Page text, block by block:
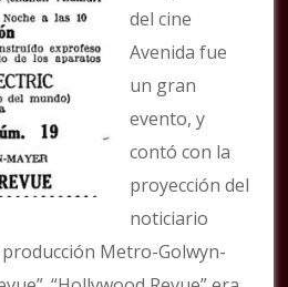
del cine
Avenida fue
un gran
evento, y
contó con la
proyección del
noticiario
Metro-Golwyn-